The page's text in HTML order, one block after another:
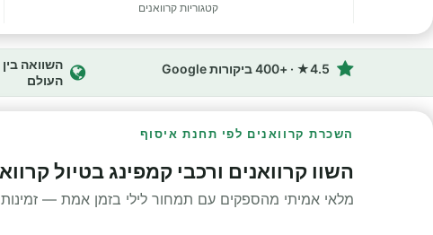
קטגוריות קרוואנים
4.5★ · +400 ביקורות Google
העולם
השכרת קרוואנים לפי תחנת איסוף
השוו קרוואנים ורכבי קמפינג בטיול
מלאי אמיתי מהספקים עם תמחור לילי בזמן אמת — זמינות